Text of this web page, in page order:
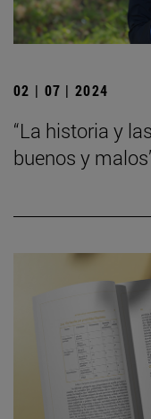
02 | 07 | 2024
“La historia y
buenos y